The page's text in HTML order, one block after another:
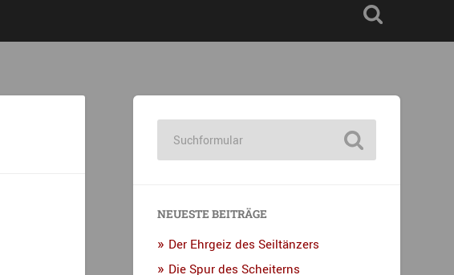
NEUESTE BEITRÄGE
Der Ehrgeiz des Seiltänzers
Die Spur des Scheiterns